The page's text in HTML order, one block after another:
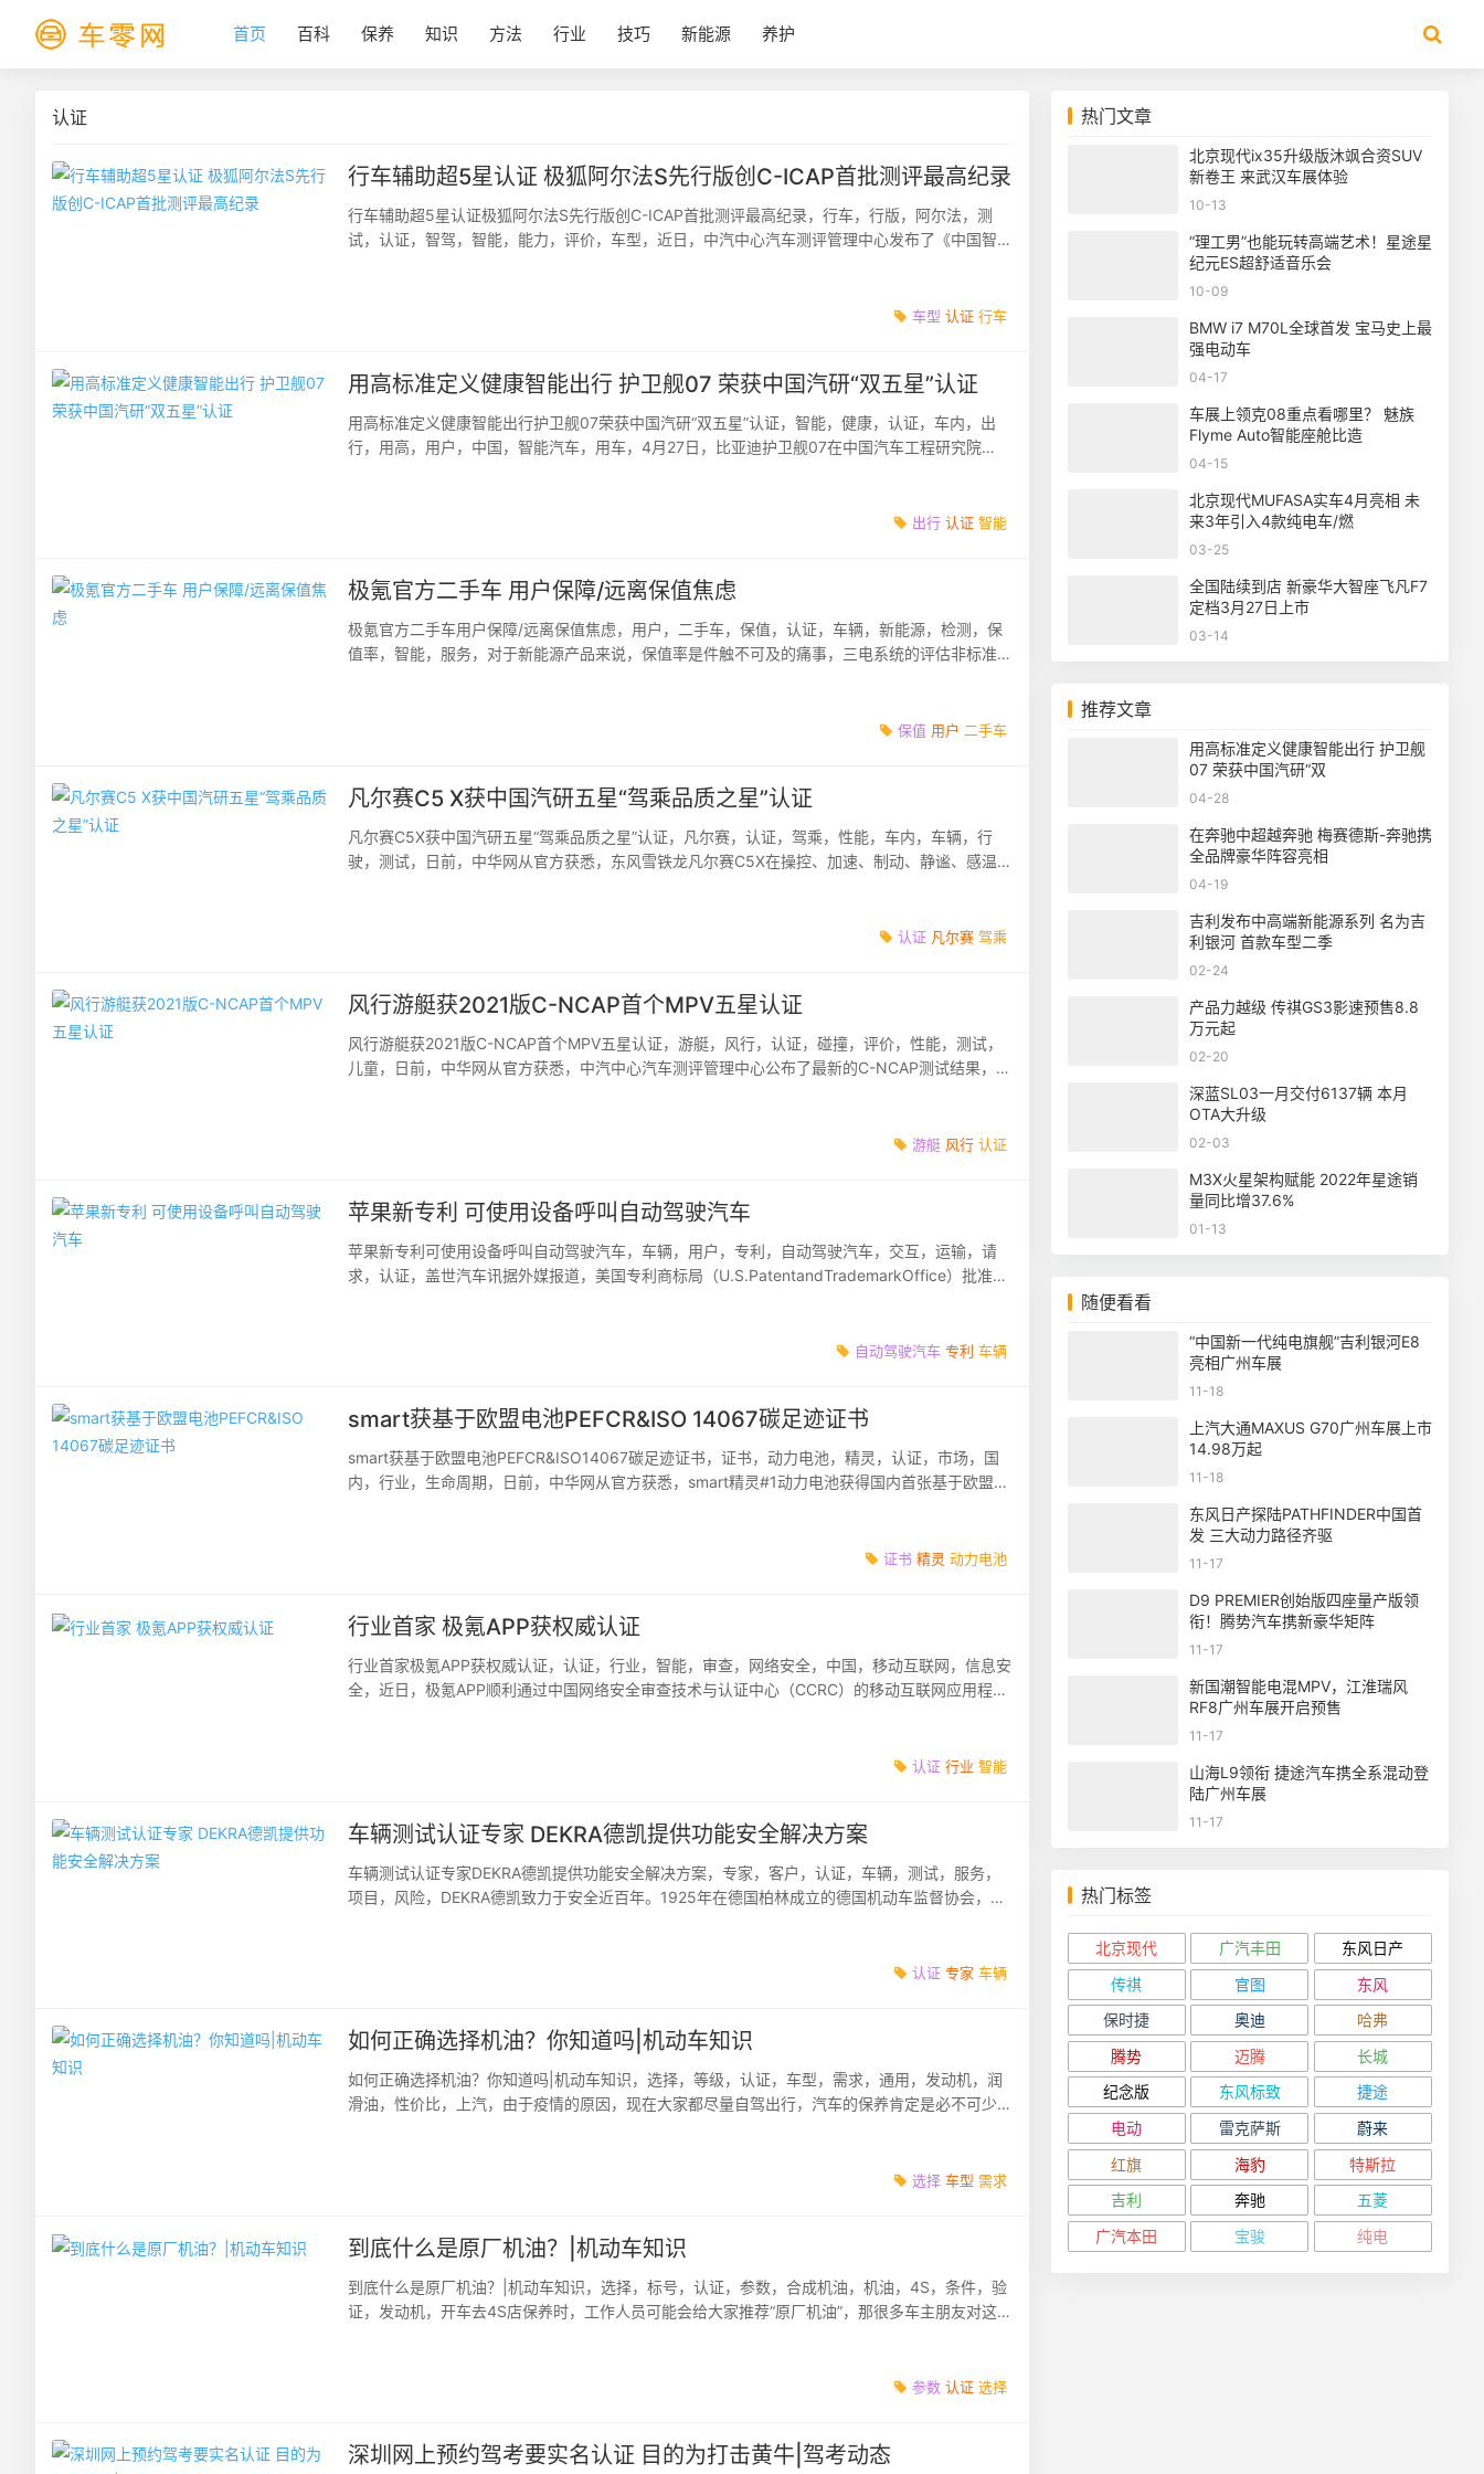
首页 百科 保养 知识 方法 行业 技巧 新能源 养护
认证
行车辅助超5星认证 极狐阿尔法S先行版创C-ICAP首批测评最高纪录
行车辅助超5星认证极狐阿尔法S先行版创C-ICAP首批测评最高纪录，行车，行版，阿尔法，测
试，认证，智驾，智能，能力，评价，车型，近日，中汽中心汽车测评管理中心发布了《中国智
车型 认证 行车
用高标准定义健康智能出行 护卫舰07 荣获中国汽研“双五星”认证
用高标准定义健康智能出行护卫舰07荣获中国汽研“双五星”认证，智能，健康，认证，车内，出
行，用高，用户，中国，智能汽车，用车，4月27日，比亚迪护卫舰07在中国汽车工程研究院
出行 认证 智能
极氪官方二手车 用户保障/远离保值焦虑
极氪官方二手车用户保障/远离保值焦虑，用户，二手车，保值，认证，车辆，新能源，检测，保
值率，智能，服务，对于新能源产品来说，保值率是件触不可及的痛事，三电系统的评估非标准
保值 用户 二手车
凡尔赛C5 X获中国汽研五星“驾乘品质之星”认证
凡尔赛C5X获中国汽研五星“驾乘品质之星”认证，凡尔赛，认证，驾乘，性能，车内，车辆，行
驶，测试，日前，中华网从官方获悉，东风雪铁龙凡尔赛C5X在操控、加速、制动、静谧、感温
认证 凡尔赛 驾乘
风行游艇获2021版C-NCAP首个MPV五星认证
风行游艇获2021版C-NCAP首个MPV五星认证，游艇，风行，认证，碰撞，评价，性能，测试，
儿童，日前，中华网从官方获悉，中汽中心汽车测评管理中心公布了最新的C-NCAP测试结果，风
游艇 风行 认证
苹果新专利 可使用设备呼叫自动驾驶汽车
苹果新专利可使用设备呼叫自动驾驶汽车，车辆，用户，专利，自动驾驶汽车，交互，运输，请
求，认证，盖世汽车讯据外媒报道，美国专利商标局（U.S.PatentandTrademarkOffice）批准了
自动驾驶汽车 专利 车辆
smart获基于欧盟电池PEFCR&ISO 14067碳足迹证书
smart获基于欧盟电池PEFCR&ISO14067碳足迹证书，证书，动力电池，精灵，认证，市场，国
内，行业，生命周期，日前，中华网从官方获悉，smart精灵#1动力电池获得国内首张基于欧盟电
证书 精灵 动力电池
行业首家 极氪APP获权威认证
行业首家极氪APP获权威认证，认证，行业，智能，审查，网络安全，中国，移动互联网，信息安
全，近日，极氪APP顺利通过中国网络安全审查技术与认证中心（CCRC）的移动互联网应用程序
认证 行业 智能
车辆测试认证专家 DEKRA德凯提供功能安全解决方案
车辆测试认证专家DEKRA德凯提供功能安全解决方案，专家，客户，认证，车辆，测试，服务，
项目，风险，DEKRA德凯致力于安全近百年。1925年在德国柏林成立的德国机动车监督协会，现
认证 专家 车辆
如何正确选择机油？你知道吗|机动车知识
如何正确选择机油？你知道吗|机动车知识，选择，等级，认证，车型，需求，通用，发动机，润
滑油，性价比，上汽，由于疫情的原因，现在大家都尽量自驾出行，汽车的保养肯定是必不可少
选择 车型 需求
到底什么是原厂机油？|机动车知识
到底什么是原厂机油？|机动车知识，选择，标号，认证，参数，合成机油，机油，4S，条件，验
证，发动机，开车去4S店保养时，工作人员可能会给大家推荐“原厂机油”，那很多车主朋友对这
参数 认证 选择
深圳网上预约驾考要实名认证 目的为打击黄牛|驾考动态
热门文章
北京现代ix35升级版沐飒合资SUV
新卷王 来武汉车展体验
10-13
“理工男”也能玩转高端艺术！星途星
纪元ES超舒适音乐会
10-09
BMW i7 M70L全球首发 宝马史上最
强电动车
04-17
车展上领克08重点看哪里？ 魅族
Flyme Auto智能座舱比造
04-15
北京现代MUFASA实车4月亮相 未
来3年引入4款纯电车/燃
03-25
全国陆续到店 新豪华大智座飞凡F7
定档3月27日上市
03-14
推荐文章
用高标准定义健康智能出行 护卫舰
07 荣获中国汽研“双
04-28
在奔驰中超越奔驰 梅赛德斯-奔驰携
全品牌豪华阵容亮相
04-19
吉利发布中高端新能源系列 名为吉
利银河 首款车型二季
02-24
产品力越级 传祺GS3影速预售8.8
万元起
02-20
深蓝SL03一月交付6137辆 本月
OTA大升级
02-03
M3X火星架构赋能 2022年星途销
量同比增37.6%
01-13
随便看看
“中国新一代纯电旗舰”吉利银河E8
亮相广州车展
11-18
上汽大通MAXUS G70广州车展上市
14.98万起
11-18
东风日产探陆PATHFINDER中国首
发 三大动力路径齐驱
11-17
D9 PREMIER创始版四座量产版领
衔！腾势汽车携新豪华矩阵
11-17
新国潮智能电混MPV，江淮瑞风
RF8广州车展开启预售
11-17
山海L9领衔 捷途汽车携全系混动登
陆广州车展
11-17
热门标签
北京现代 广汽丰田
东风日产
传祺
官图
东风
保时捷
奥迪
哈弗
腾势
迈腾
长城
纪念版
东风标致
捷途
电动
雷克萨斯
蔚来
红旗
海豹
特斯拉
吉利
奔驰
五菱
广汽本田
宝骏 纯电